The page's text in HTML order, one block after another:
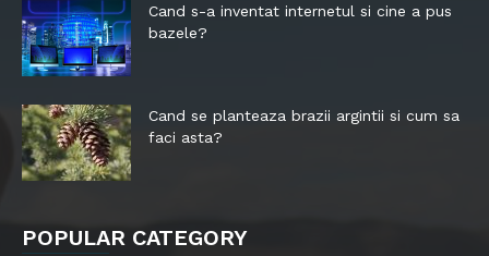
Cand s-a inventat internetul si cine a pus
bazele?
Cand se planteaza brazii argintii si cum sa
faci asta?
POPULAR CATEGORY